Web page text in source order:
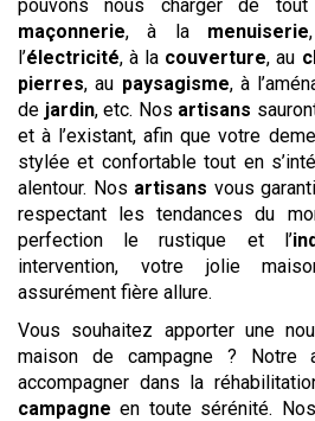
pouvons nous charger de
maçonnerie, à la menuiserie
l’électricité, à la couverture, au
pierres, au paysagisme, à
de jardin, etc. Nos artisans
et à l’existant, afin que votre
stylée et confortable tout en
alentour. Nos artisans vous
respectant les tendances du
perfection le rustique et l’
intervention, votre jolie
assurément fière allure.
Vous souhaitez apporter une
maison de campagne ? Notre
accompagner dans la
campagneen toute sérénité. Nos